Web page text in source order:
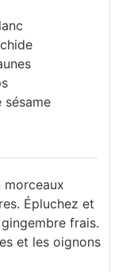
sésame
Épluchez et
frais.
et les oignons